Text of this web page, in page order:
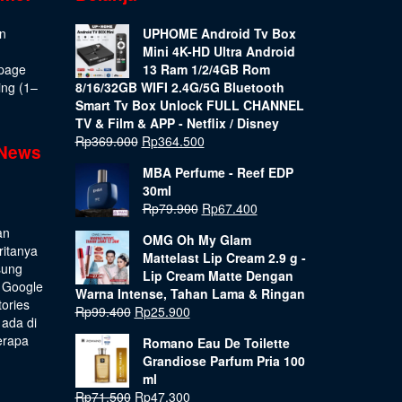
(1–
di
UPHOME Android Tv Box
Mini 4K-HD Ultra Android
13 Ram 1/2/4GB Rom
8/16/32GB WIFI 2.4G/5G Bluetooth
Smart Tv Box Unlock FULL CHANNEL
TV & Film & APP - Netflix / Disney
Rp369.000 Rp364.500
MBA Perfume - Reef EDP
30ml
Rp79.900 Rp67.400
OMG Oh My Glam
Mattelast Lip Cream 2.9 g -
Lip Cream Matte Dengan
Warna Intense, Tahan Lama & Ringan
Rp99.400 Rp25.900
Romano Eau De Toilette
Grandiose Parfum Pria 100
ml
Rp71.500 Rp47.300